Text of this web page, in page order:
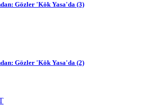
Gözler 'Kök Yasa'da (3)
Gözler 'Kök Yasa'da (2)